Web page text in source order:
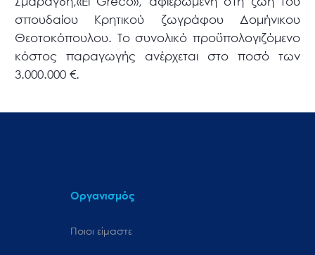
σπουδαίου Κρητικού ζωγράφου Δομήνικου
Θεοτοκόπουλου. Το συνολικό προϋπολογιζόμενο
κόστος παραγωγής ανέρχεται στο ποσό των
3.000.000 €.
Οργανισμός
Ποιοι είμαστε